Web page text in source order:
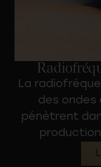
La
des ondes
pénètrent